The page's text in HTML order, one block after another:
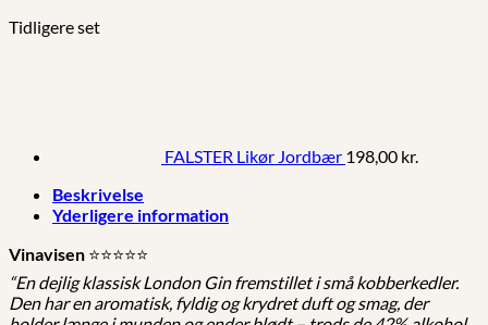
Tidligere set
FALSTER Likør Jordbær 198,00 kr.
Beskrivelse
Yderligere information
Vinavisen ⭐️⭐️⭐️⭐️⭐️
“En dejlig klassisk London Gin fremstillet i små kobberkedler.
Den har en aromatisk, fyldig og krydret duft og smag, der